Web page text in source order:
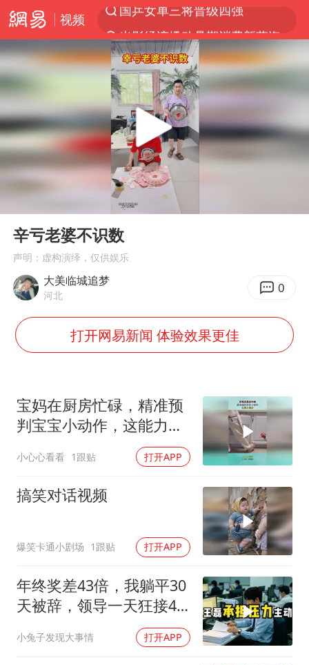
视频
光影经济撬动暑期消费新蓝海
三警齐发！多地10级以上雷暴大风
马克·艾伦退出斯诺克中国公开赛
央视新主播李秋莹孙亚鹏亮相
情侣平潭拍日出坠崖1死1伤
大V：马科斯把路走绝了
白海豚将正面袭击贯穿浙江
杭州全市有序停课
陈思诚零点晒照为佟丽娅庆生
几元成本的AI广告导致千万市值蒸发
台当局重金为“台独”织“皇帝新衣”
乐享全民健身 共筑健康中国
Play
辛亏老婆不识数
声明：虚构演绎，仅供娱乐
大美临城追梦
河北 0
打开网易新闻 体验效果更佳
宝妈在厨房忙碌，精准预
判宝宝小动作，这能力满
小心心看看 1跟贴 打开APP
搞笑对话视频
爆笑卡通小剧场 1跟贴 打开APP
年终奖差43倍，我躺平30
天被辞，领导一天狂接47
小兔子发现大事情 打开APP